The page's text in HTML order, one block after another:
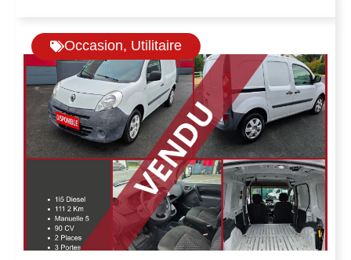
Occasion, Utilitaire